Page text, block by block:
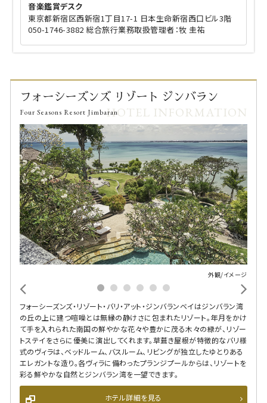
音楽鑑賞デスク
東京都新宿区西新宿1丁目17-1 日本生命新宿西口ビル3階
050-1746-3882 総合旅行業務取扱管理者：牧 圭祐
フォーシーズンズ リゾート ジンバラン
Four Seasons Resort JimbaranHOTEL INFORMATION
外観/イメージ
フォーシーズンズ・リゾート・バリ・アット・ジンバランベイはジンバラン湾
の丘の上に建つ喧噪とは無縁の静けさに包まれたリゾート。年月をかけ
て手を入れられた南国の鮮やかな花々や豊かに茂る木々の緑が、リゾー
トステイをさらに優美に演出してくれます。草葺き屋根が特徴的なバリ様
式のヴィラは、ベッドルーム、バスルーム、リビングが独立したゆとりある
エレガントな造り。各ヴィラに備わったプランジプールからは、リゾートを
彩る鮮やかな自然とジンバラン湾を一望できます。
ホテル詳細を見る